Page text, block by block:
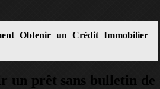
Obtenir un Crédit Immobilier
un prêt sans bulletin de